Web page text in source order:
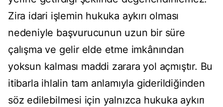
Zira idari işlemin hukuka aykırı olması
nedeniyle başvurucunun uzun bir süre
çalışma ve gelir elde etme imkânından
yoksun kalması maddi zarara yol açmıştır. Bu
itibarla ihlalin tam anlamıyla giderildiğinden
söz edilebilmesi için yalnızca hukuka aykırı